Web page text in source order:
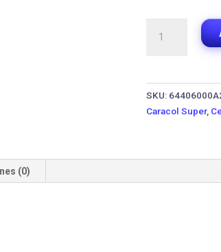
Centrífuga
SKU:
Caracol Super,
(0)